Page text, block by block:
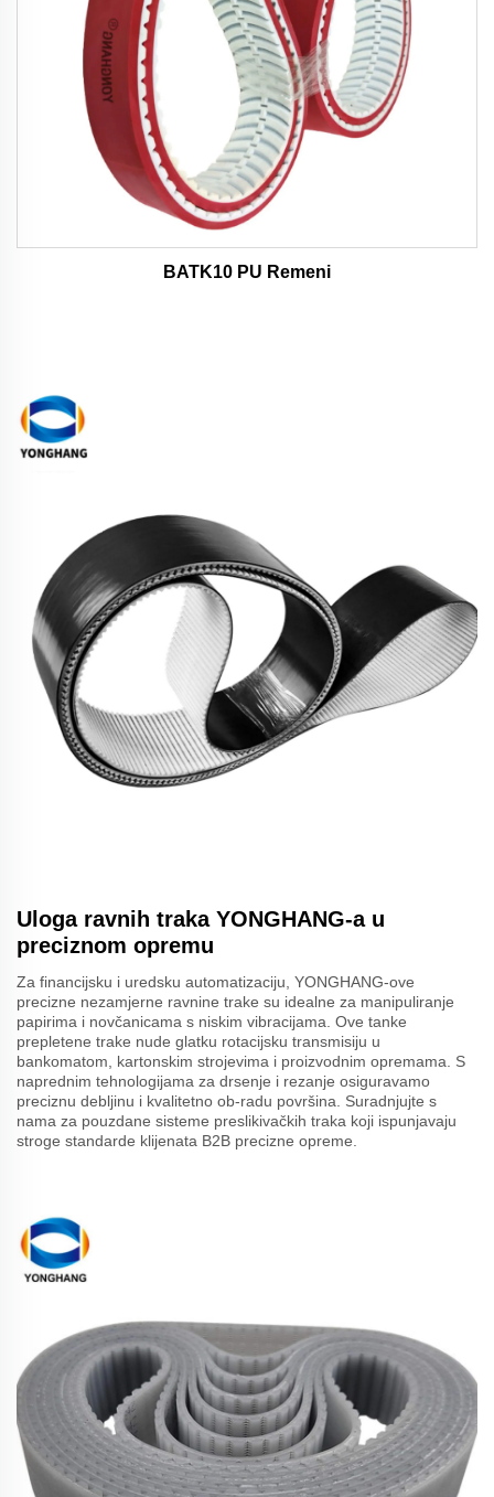
BATK10 PU Remeni
Uloga ravnih traka YONGHANG-a u
preciznom opremu
Za financijsku i uredsku automatizaciju, YONGHANG-ove
precizne nezamjerne ravnine trake su idealne za manipuliranje
papirima i novčanicama s niskim vibracijama. Ove tankе
prepletenе trake nude glatku rotacijsku transmisiju u
bankomatom, kartonskim strojevima i proizvodnim opremama. S
naprednim tehnologijama za drsenje i rezanje osiguravamo
preciznu debljinu i kvalitetno ob-radu površina. Suradnjujte s
nama za pouzdane sisteme preslikivačkih traka koji ispunjavaju
stroge standarde klijenata B2B precizne opreme.